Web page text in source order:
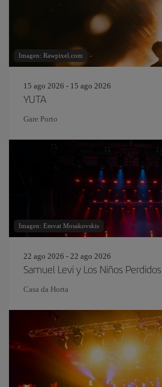
Imagen: Rawpixel.com
15 ago 2026 - 15 ago 2026
YUTA
Gare Porto
Imagen: Emvat Mosakovskis
22 ago 2026 - 22 ago 2026
Samuel Levi y Los Niños Perdidos
Casa da Horta